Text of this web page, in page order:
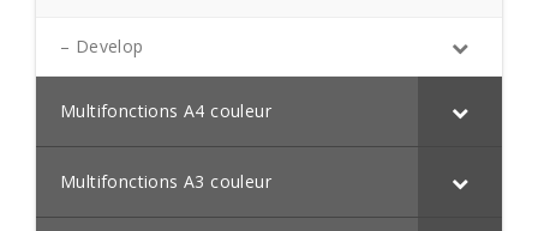
– Develop
Multifonctions A4 couleur
Multifonctions A3 couleur